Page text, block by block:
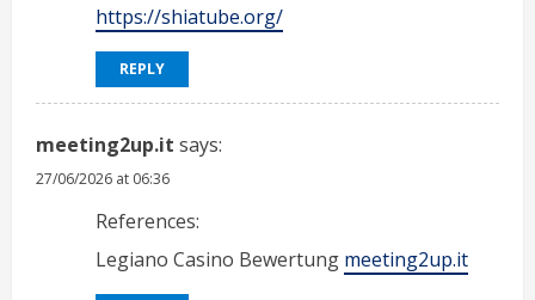
https://shiatube.org/
REPLY
meeting2up.it says:
27/06/2026 at 06:36
References:
Legiano Casino Bewertung meeting2up.it